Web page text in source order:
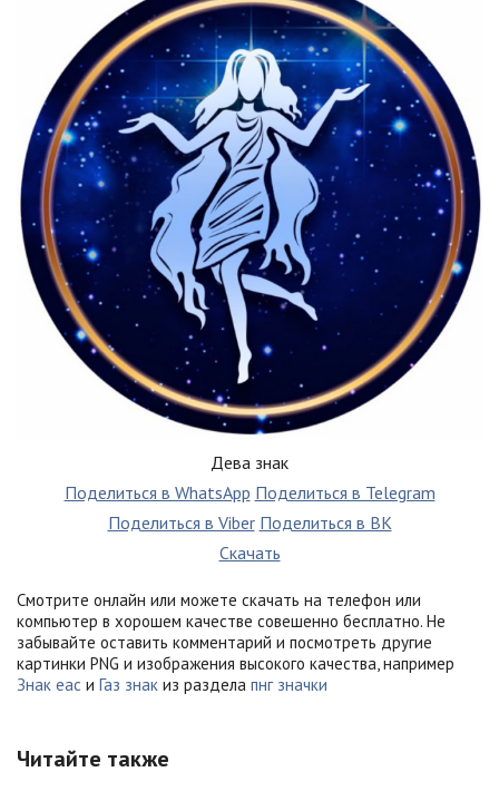
Дева знак
Поделиться в WhatsApp Поделиться в Telegram
Поделиться в Viber Поделиться в ВК
Скачать
Смотрите онлайн или можете скачать на телефон или
компьютер в хорошем качестве совешенно бесплатно. Не
забывайте оставить комментарий и посмотреть другие
картинки PNG и изображения высокого качества, например
Знак еас и Газ знак из раздела пнг значки
Читайте также